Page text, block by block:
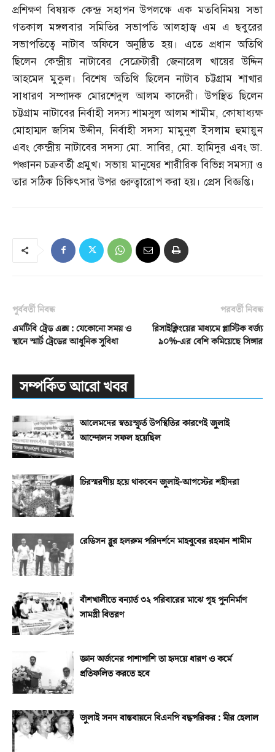
প্রশিক্ষণ বিষয়ক কেন্দ্র সহাপন উপলক্ষে এক মতবিনিময় সভা
গতকাল মঙ্গলবার সমিতির সভাপতি আলহাজ্ব এম এ ছবুরের
সভাপতিত্বে নাটাব অফিসে অনুষ্ঠিত হয়। এতে প্রধান অতিথি
ছিলেন কেন্দ্রীয় নাটাবের সেক্রেটারী জেনারেল খায়ের উদ্দিন
আহমেদ মুকুল। বিশেষ অতিথি ছিলেন নাটাব চট্টগ্রাম শাখার
সাধারণ সম্পাদক মোরশেদুল আলম কাদেরী। উপস্থিত ছিলেন
চট্টগ্রাম নাটাবের নির্বাহী সদস্য শামসুল আলম শামীম,কোষাধ্যক্ষ
মোহাম্মদ জসিম উদ্দীন,নির্বাহী সদস্য মামুনুল ইসলাম হুমায়ুন
এবং কেন্দ্রীয় নাটাবের সদস্য মো.সাবির, মো.হামিদুর এবং ডা.
পঞ্চানন চক্রবর্তী প্রমুখ। সভায় মানুষের শারীরিক বিভিন্ন সমস্যা ও
তার সঠিক চিকিৎসার উপর গুরুত্বারোপ করা হয়। প্রেস বিজ্ঞপ্তি।
পূর্ববর্তী নিবন্ধ
এমটিবি ট্রেড এক্স : যেকোনো সময় ও
স্থানে স্মার্ট ট্রেডের আধুনিক সুবিধা
পরবর্তী নিবন্ধ
রিসাইক্লিংয়ের মাধ্যমে প্লাস্টিক বর্জ্য
৯০%-এর বেশি কমিয়েছে সিঙ্গার
সম্পর্কিত আরো খবর
আলেমদের স্বতঃস্ফূর্ত উপস্থিতির কারণেই জুলাই
আন্দোলন সফল হয়েছিল
চিরস্মরণীয় হয়ে থাকবেন জুলাই-আগস্টের শহীদরা
রেডিসন ব্লুর হলরুম পরিদর্শনে মাহবুবের রহমান শামীম
বাঁশখালীতে বন্যার্ত ৩২ পরিবারের মাঝে গৃহ পুননির্মাণ
সামগ্রী বিতরণ
জ্ঞান অর্জনের পাশাপাশি তা হৃদয়ে ধারণ ও কর্মে
প্রতিফলিত করতে হবে
জুলাই সনদ বাস্তবায়নে বিএনপি বদ্ধপরিকর : মীর হেলাল